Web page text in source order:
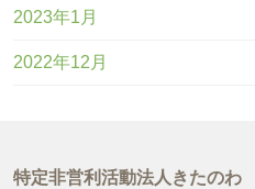
2023年1月
2022年12月
特定非営利活動法人きたのわ